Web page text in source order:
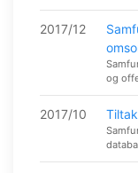
2017/12
og
2017/10